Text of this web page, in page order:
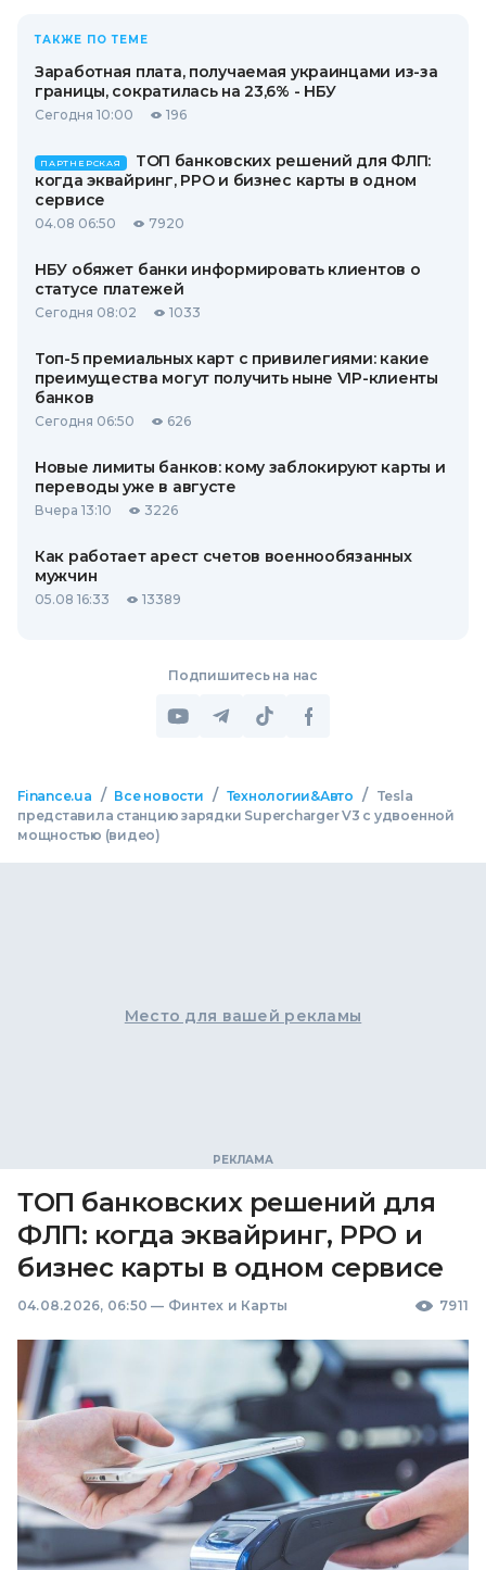
ТАКЖЕ ПО ТЕМЕ
Заработная плата, получаемая украинцами из-за
границы, сократилась на 23,6% - НБУ
Сегодня 10:00 196
ПАРТНЕРСКАЯ
ТОП банковских решений для ФЛП:
когда эквайринг, РРО и бизнес карты в одном
сервисе
04.08 06:50 7920
НБУ обяжет банки информировать клиентов о
статусе платежей
Сегодня 08:02 1033
Топ-5 премиальных карт с привилегиями: какие
преимущества могут получить ныне VIP-клиенты
банков
Сегодня 06:50 626
Новые лимиты банков: кому заблокируют карты и
переводы уже в августе
Вчера 13:10 3226
Как работает арест счетов военнообязанных
мужчин
05.08 16:33 13389
Подпишитесь на нас
Finance.ua / Все новости / Технологии&Авто /
Tesla
представила станцию зарядки Supercharger V3 с удвоенной
мощностью (видео)
Место для вашей рекламы
ТОП банковских решений для
ФЛП: когда эквайринг, РРО и
бизнес карты в одном сервисе
04.08.2026, 06:50 — Финтех и Карты 7911